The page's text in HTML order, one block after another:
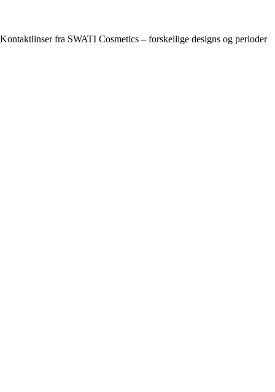
Kontaktlinser fra SWATI Cosmetics – forskellige designs og perioder